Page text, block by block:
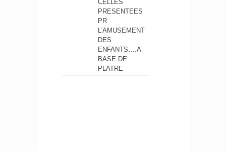
CELLES
PRESENTEES
PR
L'AMUSEMENT
DES
ENFANTS….A
BASE DE
PLATRE